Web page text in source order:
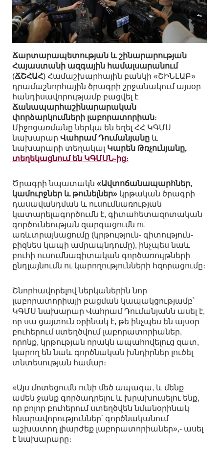
Ճարտարապետության և շինարարության
Հայաստանի ազգային համալսարանում
(ՃՇՀԱՀ) Համաշխարհային բանկի «ՇԻՆԼԱԲ»
դրամաշնորհային ծրագրի շրջանակում այսօր
հանդիսավորությամբ բացվել է
Ճանապարհաշինարարական
փորձարկումների լաբորատորիան։
Միջոցառմանը ներկա են եղել ՀՀ ԿԳՄՍ
նախարար Վահրամ Դումանյանը և
նախարարի տեղակալ Կարեն Թռչունյանը,
տեղեկացնում են ԿԳՄՍՆ-ից։
Ծրագրի նպատակն «Ավտոճանապարհներ,
կամուրջներ և թունելներ» կրթական ծրագրի
դասավանդման և ուսումնառության
կատարելագործումն է, գիտահետազոտական
գործունեության զարգացումն ու
առևտրայնացումը (կրթություն- գիտություն-
բիզնես կապի ամրապնդումը), ինչպես նաև
բուհի ուսումնագիտական գործառույթների
ընդլայնումն ու կարողությունների հզորացումը։
Շնորհավորելով ներկաներին նոր
լաբորատորիայի բացման կապակցությամբ՝
ԿԳՄՍ նախարար Վահրամ Դումանյանն ասել է,
որ սա ցայտուն օրինակ է, թե ինչպես են այսօր
բուհերում ստեղծվում լաբորատորիաներ,
որոնք, կրթության որակն ապահովելուց զատ,
կարող են նաև գործնական խնդիրներ լուծել
տնտեսության համար։
«Այս մոտեցումն ունի մեծ ապագա, և մենք
ամեն ջանք գործադրելու և խրախուսելու ենք,
որ բոլոր բուհերում ստեղծվեն նմանօրինակ
հնարավորություններ՝ գործնականում
աշխատող լիարժեք լաբորատորիաներ»,- ասել
է նախարարը։